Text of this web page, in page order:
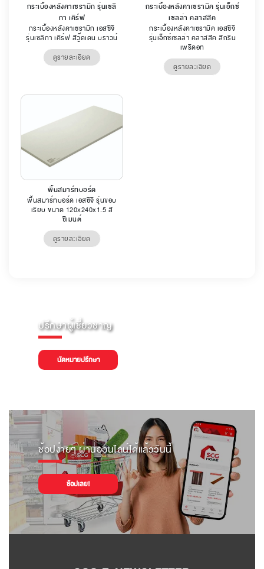
กระเบื้องหลังคาเซรามิก รุ่นเซลิ
กา เคิร์ฟ
กระเบื้องหลังคาเซรามิก เอสซีจี
รุ่นเซลิกา เคิร์ฟ สีวู๊ดเดน บราวน์
ดูรายละเอียด
กระเบื้องหลังคาเซรามิค รุ่นเอ็กซ์
เซลล่า คลาสสิค
กระเบื้องหลังคาเซรามิค เอสซีจี
รุ่นเอ็กซ์เซลล่า คลาสสิค สีกรีน
เพริดอท
ดูรายละเอียด
พื้นสมาร์ทบอร์ด
พื้นสมาร์ทบอร์ด เอสซีจี รุ่นขอบ
เรียบ ขนาด 120x240x1.5 สี
ซีเมนต์
ดูรายละเอียด
ปรึกษาผู้เชี่ยวชาญ
นัดหมายปรึกษา
ช้อปง่ายๆ ผ่านออนไลน์ได้แล้ววันนี้
ช้อปเลย!